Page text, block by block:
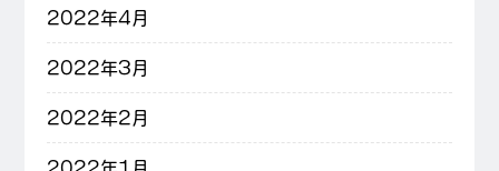
2022年4月
2022年3月
2022年2月